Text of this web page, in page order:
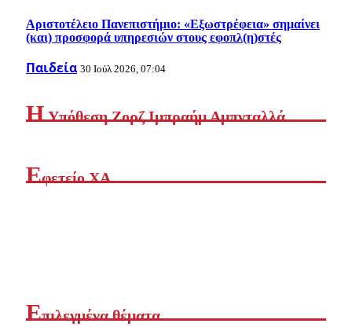
Αριστοτέλειο Πανεπιστήμιο: «Εξωστρέφεια» σημαίνει
(και) προσφορά υπηρεσιών στους εφοπλ(η)στές
Παιδεία 30 Ιούλ 2026, 07:04
ΗYπόθεση Ζορζ Ιμπραήμ Αμπνταλλά
Εφετείο ΧΑ
Επιλεγμένα θέματα